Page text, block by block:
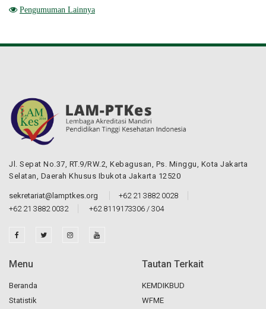
Pengumuman Lainnya
Jl. Sepat No.37, RT.9/RW.2, Kebagusan, Ps. Minggu, Kota Jakarta
Selatan, Daerah Khusus Ibukota Jakarta 12520
sekretariat@lamptkes.org
+62 21 3882 0028
+62 21 3882 0032
+62 8119173306 / 304
Menu
Beranda
Statistik
Tautan Terkait
KEMDIKBUD
WFME